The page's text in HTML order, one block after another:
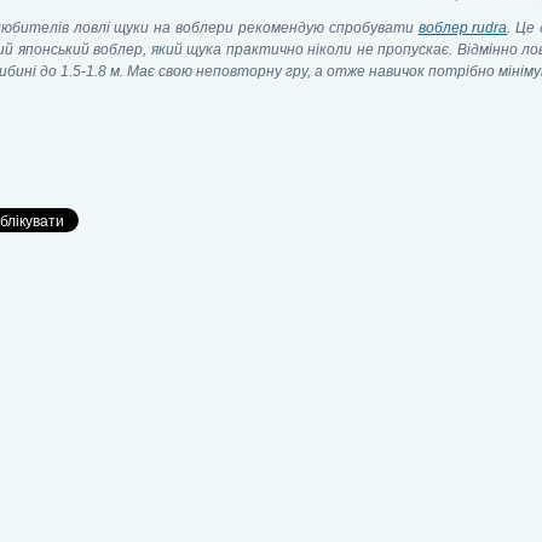
ловлі щуки на воблери рекомендую спробувати воблер rudra. Це
японський воблер, який щука практично ніколи не пропускає. Відмінно
до 1.5-1.8 м. Має свою неповторну гру, а отже навичок потрібно